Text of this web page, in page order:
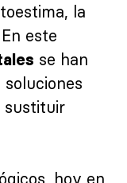
la
este
se han
sustituir
hoy en